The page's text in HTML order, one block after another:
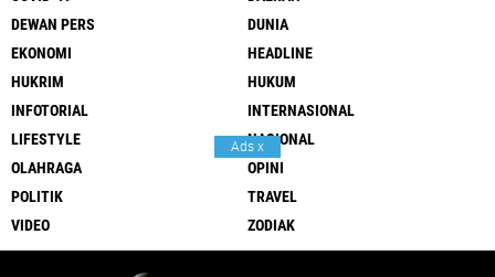
DEWAN PERS
DUNIA
EKONOMI
HEADLINE
HUKRIM
HUKUM
INFOTORIAL
INTERNASIONAL
LIFESTYLE
NASIONAL
OLAHRAGA
OPINI
POLITIK
TRAVEL
VIDEO
ZODIAK
Ads x